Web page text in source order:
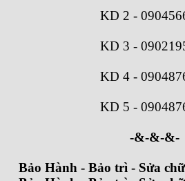
KD 2 -
KD 3 -
KD 4 -
KD 5 -
-&-&-&-
Bảo Hành - Bảo trì - Sửa